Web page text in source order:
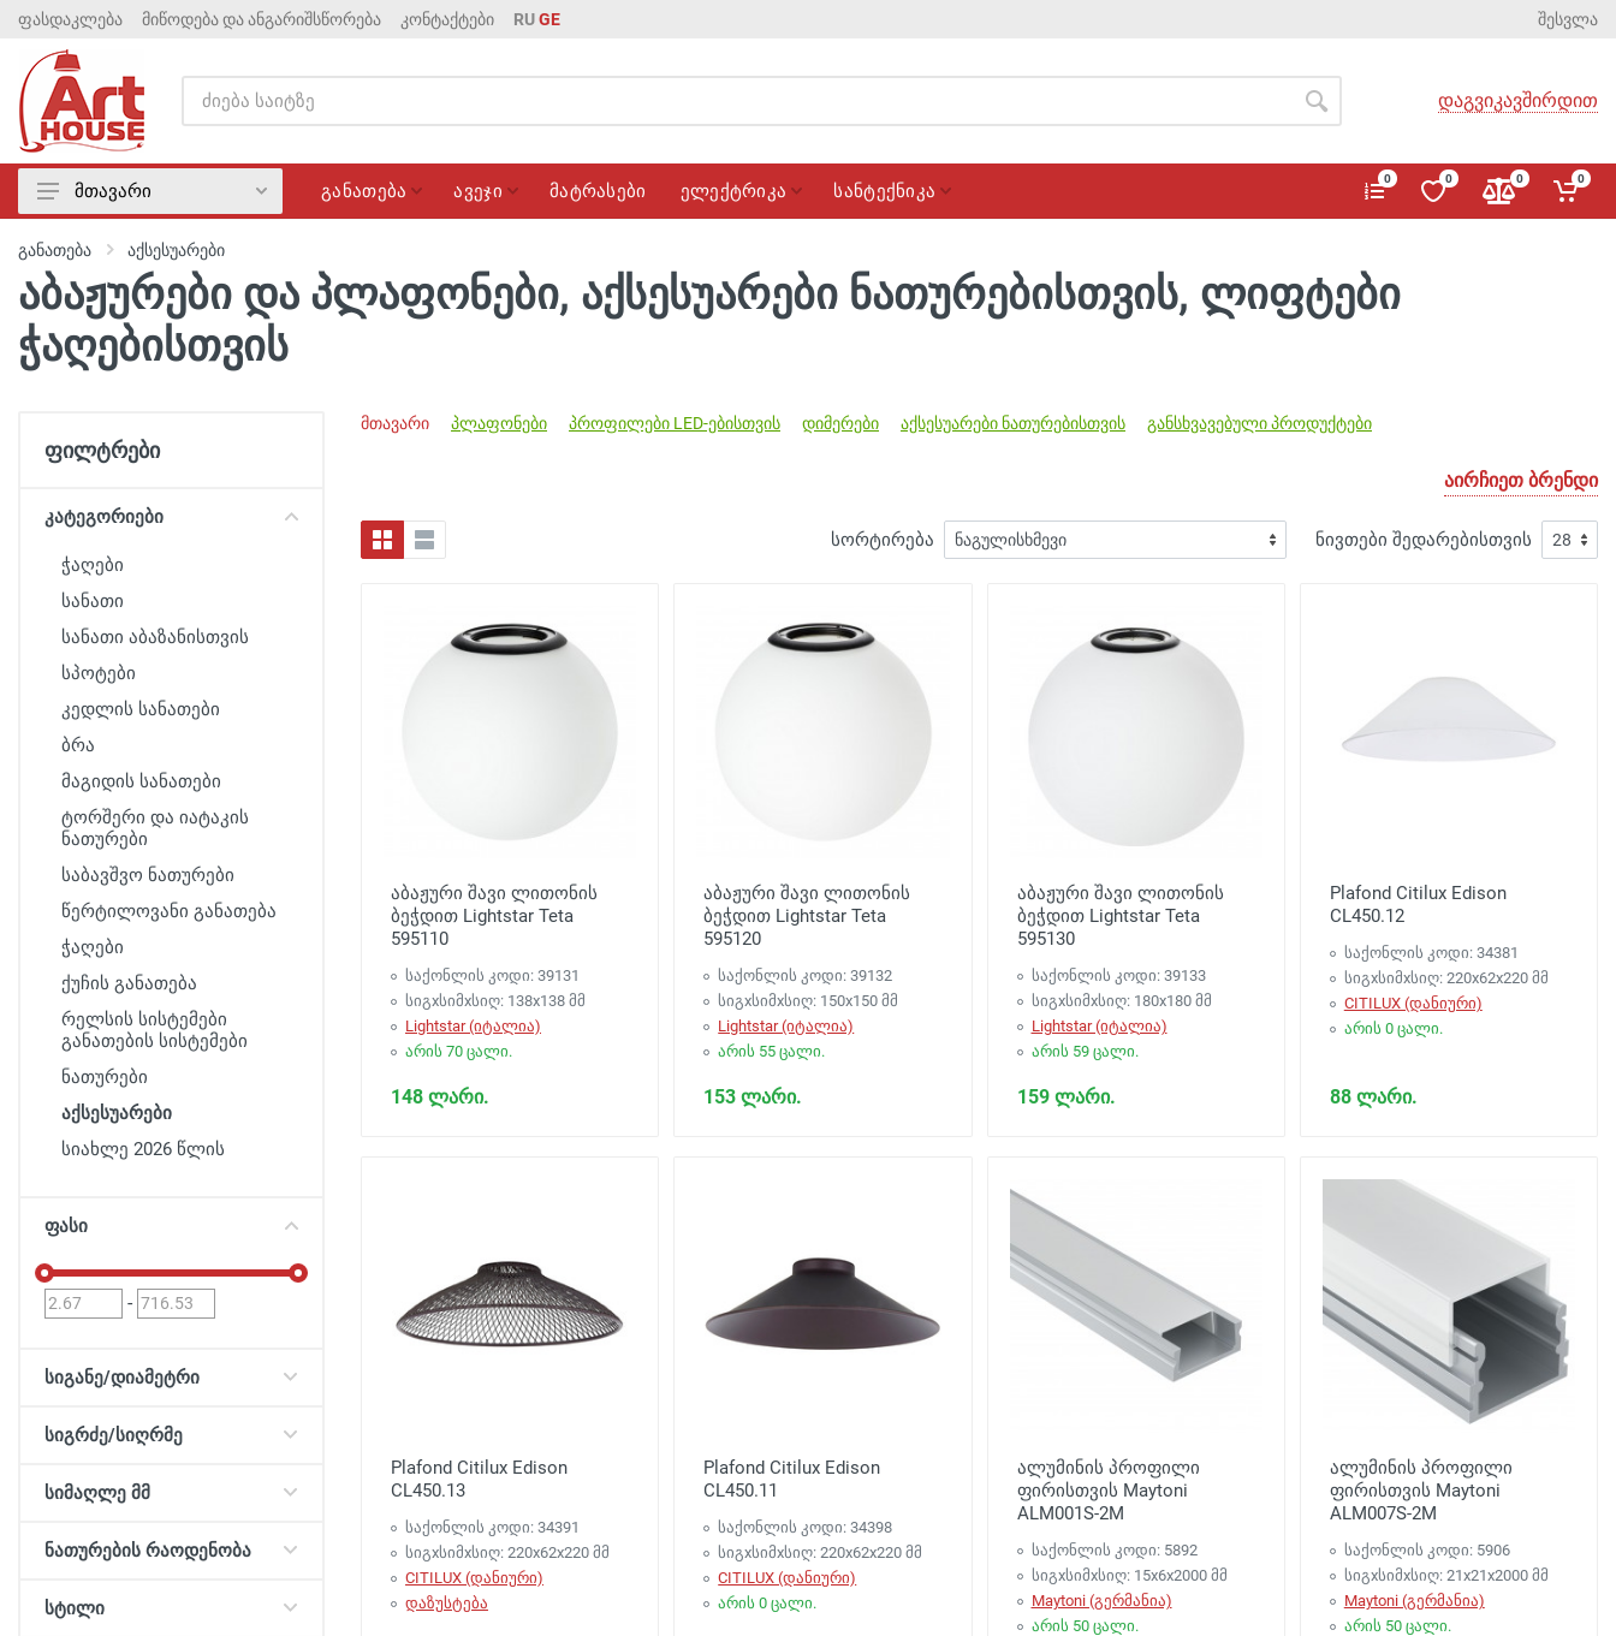
ფასდაკლება მიწოდება და ანგარიშსწორება კონტაქტები RUGE შესვლა
დაგვიკავშირდით
განათება
ავეჯი
მატრასები
ელექტრიკა
სანტექნიკა
მთავარი განათება ავეჯი მატრასები ელექტრიკა სანტექნიკა
0 0 0 0
განათება აქსესუარები
აბაჟურები და პლაფონები, აქსესუარები ნათურებისთვის, ლიფტები
ჭაღებისთვის
ფილტრები
კატეგორიები
ჭაღები
სანათი
სანათი აბაზანისთვის
სპოტები
კედლის სანათები
ბრა
მაგიდის სანათები
ტორშერი და იატაკის
ნათურები
საბავშვო ნათურები
წერტილოვანი განათება
ჭაღები
ქუჩის განათება
რელსის სისტემები
განათების სისტემები
ნათურები
აქსესუარები
სიახლე 2026 წლის
ფასი
-
სიგანე/დიამეტრი
სიგრძე/სიღრმე
სიმაღლე მმ
ნათურების რაოდენობა
სტილი
მთავარი პლაფონები პროფილები LED-ებისთვის დიმერები აქსესუარები ნათურებისთვის განსხვავებული პროდუქტები
აირჩიეთ ბრენდი
სორტირება ნივთები შედარებისთვის
აბაჟური შავი ლითონის
ბეჭდით Lightstar Teta
595110
საქონლის კოდი: 39131
სიგxსიმxსიღ: 138x138 მმ
Lightstar (იტალია)
არის 70 ცალი.
148 ლარი.
აბაჟური შავი ლითონის
ბეჭდით Lightstar Teta
595120
საქონლის კოდი: 39132
სიგxსიმxსიღ: 150x150 მმ
Lightstar (იტალია)
არის 55 ცალი.
153 ლარი.
აბაჟური შავი ლითონის
ბეჭდით Lightstar Teta
595130
საქონლის კოდი: 39133
სიგxსიმxსიღ: 180x180 მმ
Lightstar (იტალია)
არის 59 ცალი.
159 ლარი.
Plafond Citilux Edison
CL450.12
საქონლის კოდი: 34381
სიგxსიმxსიღ: 220x62x220 მმ
CITILUX (დანიური)
არის 0 ცალი.
88 ლარი.
Plafond Citilux Edison
CL450.13
საქონლის კოდი: 34391
სიგxსიმxსიღ: 220x62x220 მმ
CITILUX (დანიური)
დაზუსტება
Plafond Citilux Edison
CL450.11
საქონლის კოდი: 34398
სიგxსიმxსიღ: 220x62x220 მმ
CITILUX (დანიური)
არის 0 ცალი.
ალუმინის პროფილი
ფირისთვის Maytoni
ALM001S-2M
საქონლის კოდი: 5892
სიგxსიმxსიღ: 15x6x2000 მმ
Maytoni (გერმანია)
არის 50 ცალი.
ალუმინის პროფილი
ფირისთვის Maytoni
ALM007S-2M
საქონლის კოდი: 5906
სიგxსიმxსიღ: 21x21x2000 მმ
Maytoni (გერმანია)
არის 50 ცალი.